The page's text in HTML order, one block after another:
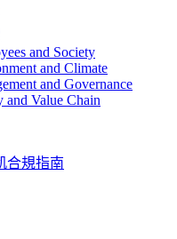
and Society
and Climate
and Governance
and Value Chain
合規指南